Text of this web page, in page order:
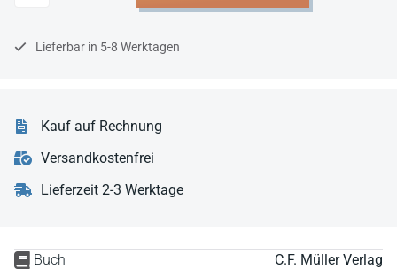
Buch C.F. Müller Verlag
Lieferbar in 5-8 Werktagen
Kauf auf Rechnung
Versandkostenfrei
Lieferzeit 2-3 Werktage